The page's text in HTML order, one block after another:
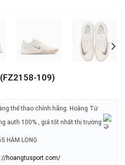
(FZ2158-109)
thể thao chính hãng. Hoàng Tử
auth 100% , giá tốt nhất thị trường
HÀM LONG
hoangtusport.com/